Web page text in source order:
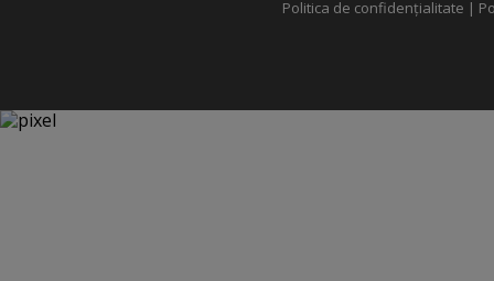
Politica de confidențialitate |